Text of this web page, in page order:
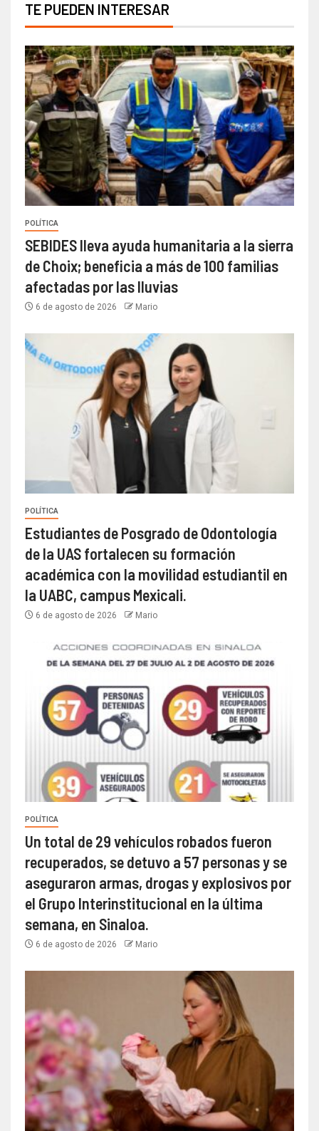
TE PUEDEN INTERESAR
POLÍTICA
SEBIDES lleva ayuda humanitaria a la sierra
de Choix; beneficia a más de 100 familias
afectadas por las lluvias
6 de agosto de 2026 Mario
POLÍTICA
Estudiantes de Posgrado de Odontología
de la UAS fortalecen su formación
académica con la movilidad estudiantil en
la UABC, campus Mexicali.
6 de agosto de 2026 Mario
POLÍTICA
Un total de 29 vehículos robados fueron
recuperados, se detuvo a 57 personas y se
aseguraron armas, drogas y explosivos por
el Grupo Interinstitucional en la última
semana, en Sinaloa.
6 de agosto de 2026 Mario